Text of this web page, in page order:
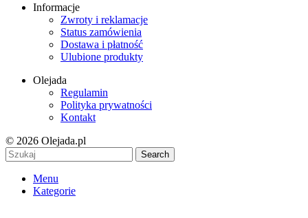
Informacje
Zwroty i reklamacje
Status zamówienia
Dostawa i płatność
Ulubione produkty
Olejada
Regulamin
Polityka prywatności
Kontakt
© 2026 Olejada.pl
Search
Menu
Kategorie